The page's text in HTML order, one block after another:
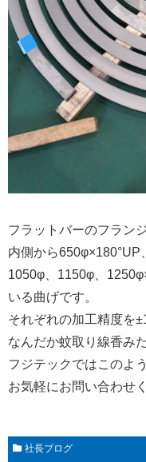
フラットバーのフラン
内側から650φ×180°UP
1050φ、1150φ、
いる曲げです。
それぞれの加工精度を
なんだか蚊取り線香み
フジテックではこのよ
お気軽にお問い合わせ
社長ブログ